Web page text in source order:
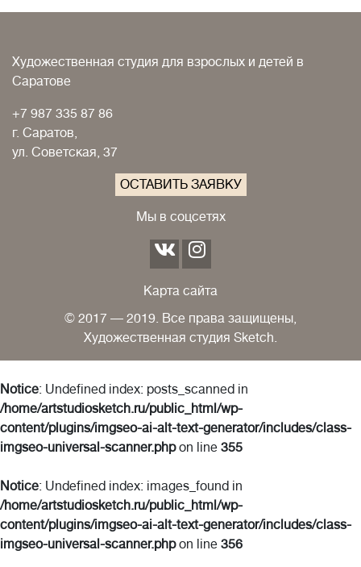
Художественная студия для взрослых и детей в
Саратове
+7 987 335 87 86
г. Саратов,
ул. Советская, 37
ОСТАВИТЬ ЗАЯВКУ
Мы в соцсетях
Карта сайта
© 2017 — 2019. Все права защищены,
Художественная студия Sketch.
Notice: Undefined index: posts_scanned in
/home/artstudiosketch.ru/public_html/wp-
content/plugins/imgseo-ai-alt-text-generator/includes/class-
imgseo-universal-scanner.phpon line 355
Notice: Undefined index: images_found in
/home/artstudiosketch.ru/public_html/wp-
content/plugins/imgseo-ai-alt-text-generator/includes/class-
imgseo-universal-scanner.phpon line 356